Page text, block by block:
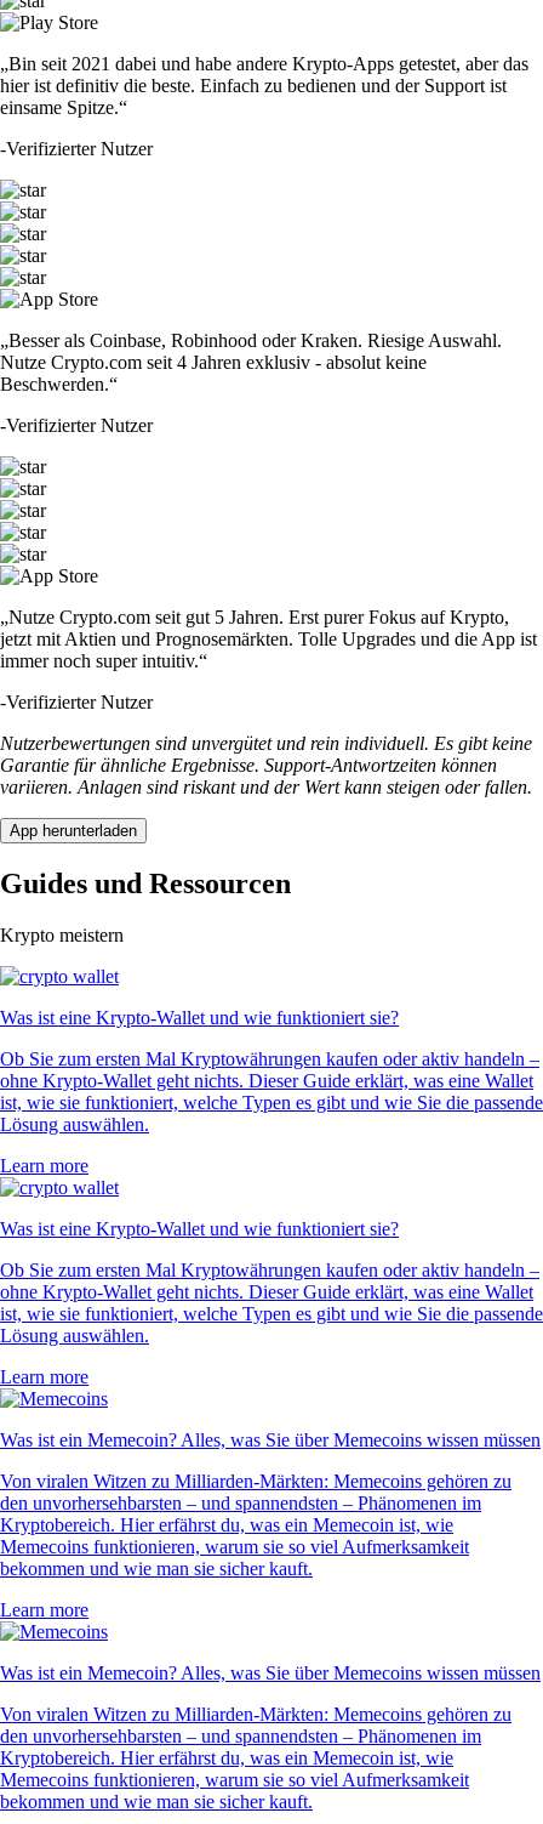
„Bin seit 2021 dabei und habe andere Krypto-Apps getestet, aber das
hier ist definitiv die beste. Einfach zu bedienen und der Support ist
einsame Spitze.“
-Verifizierter Nutzer
„Besser als Coinbase, Robinhood oder Kraken. Riesige Auswahl.
Nutze Crypto.com seit 4 Jahren exklusiv - absolut keine
Beschwerden.“
-Verifizierter Nutzer
„Nutze Crypto.com seit gut 5 Jahren. Erst purer Fokus auf Krypto,
jetzt mit Aktien und Prognosemärkten. Tolle Upgrades und die App ist
immer noch super intuitiv.“
-Verifizierter Nutzer
Nutzerbewertungen sind unvergütet und rein individuell. Es gibt keine
Garantie für ähnliche Ergebnisse. Support-Antwortzeiten können
variieren. Anlagen sind riskant und der Wert kann steigen oder fallen.
App herunterladen
Guides und Ressourcen
Krypto meistern
Was ist eine Krypto-Wallet und wie funktioniert sie?
Ob Sie zum ersten Mal Kryptowährungen kaufen oder aktiv handeln –
ohne Krypto-Wallet geht nichts. Dieser Guide erklärt, was eine Wallet
ist, wie sie funktioniert, welche Typen es gibt und wie Sie die passende
Lösung auswählen.
Learn more
Was ist eine Krypto-Wallet und wie funktioniert sie?
Ob Sie zum ersten Mal Kryptowährungen kaufen oder aktiv handeln –
ohne Krypto-Wallet geht nichts. Dieser Guide erklärt, was eine Wallet
ist, wie sie funktioniert, welche Typen es gibt und wie Sie die passende
Lösung auswählen.
Learn more
Was ist ein Memecoin? Alles, was Sie über Memecoins wissen müssen
Von viralen Witzen zu Milliarden-Märkten: Memecoins gehören zu
den unvorhersehbarsten – und spannendsten – Phänomenen im
Kryptobereich. Hier erfährst du, was ein Memecoin ist, wie
Memecoins funktionieren, warum sie so viel Aufmerksamkeit
bekommen und wie man sie sicher kauft.
Learn more
Was ist ein Memecoin? Alles, was Sie über Memecoins wissen müssen
Von viralen Witzen zu Milliarden-Märkten: Memecoins gehören zu
den unvorhersehbarsten – und spannendsten – Phänomenen im
Kryptobereich. Hier erfährst du, was ein Memecoin ist, wie
Memecoins funktionieren, warum sie so viel Aufmerksamkeit
bekommen und wie man sie sicher kauft.